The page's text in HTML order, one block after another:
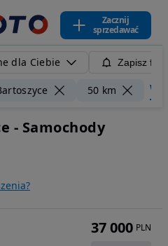
Zacznij
sprzedawać
dla Ciebie Zapisz
50 km
- Samochody
37 000 PLN